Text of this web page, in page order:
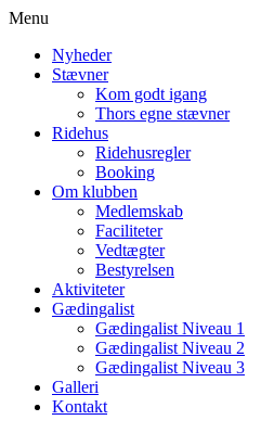
Menu
Nyheder
Stævner
Kom godt igang
Thors egne stævner
Ridehus
Ridehusregler
Booking
Om klubben
Medlemskab
Faciliteter
Vedtægter
Bestyrelsen
Aktiviteter
Gædingalist
Gædingalist Niveau 1
Gædingalist Niveau 2
Gædingalist Niveau 3
Galleri
Kontakt